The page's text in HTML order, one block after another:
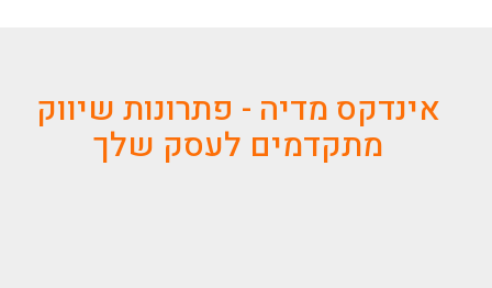
אינדקס מדיה - פתרונות שיווק
מתקדמים לעסק שלך